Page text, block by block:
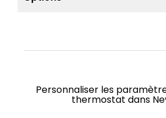
Personnaliser les
thermostat dans